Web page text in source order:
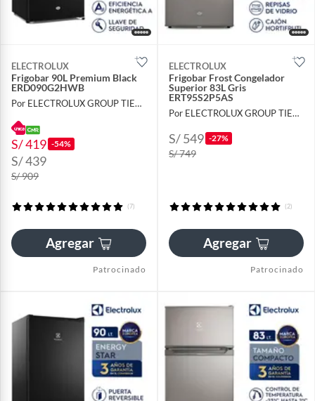
ELECTROLUX
Frigobar 90L Premium Black
ERD090G2HWB
Por ELECTROLUX GROUP TIENDA OFICIAL
S/ 419 -54%
S/ 439
S/ 909
(7)
Agregar
Patrocinado
ELECTROLUX
Frigobar Frost Congelador
Superior 83L Gris
ERT95S2P5AS
Por ELECTROLUX GROUP TIENDA OFICIAL
S/ 549 -27%
S/ 749
(2)
Agregar
Patrocinado